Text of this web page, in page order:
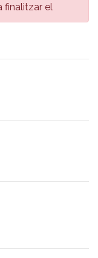
finalitzar el